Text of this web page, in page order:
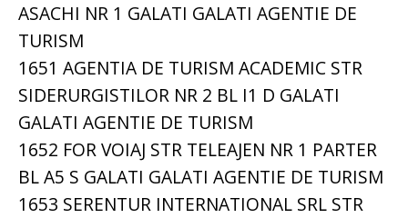
ASACHI NR 1 GALATI GALATI AGENTIE DE
TURISM
1651 AGENTIA DE TURISM ACADEMIC STR
SIDERURGISTILOR NR 2 BL I1 D GALATI
GALATI AGENTIE DE TURISM
1652 FOR VOIAJ STR TELEAJEN NR 1 PARTER
BL A5 S GALATI GALATI AGENTIE DE TURISM
1653 SERENTUR INTERNATIONAL SRL STR